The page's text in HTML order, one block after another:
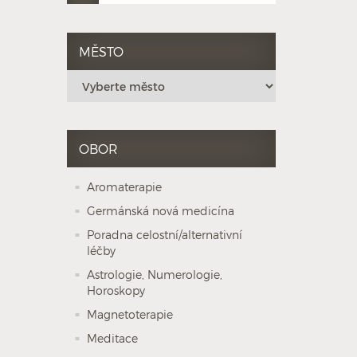
MĚSTO
OBOR
Aromaterapie
Germánská nová medicína
Poradna celostní/alternativní
léčby
Astrologie, Numerologie,
Horoskopy
Magnetoterapie
Meditace